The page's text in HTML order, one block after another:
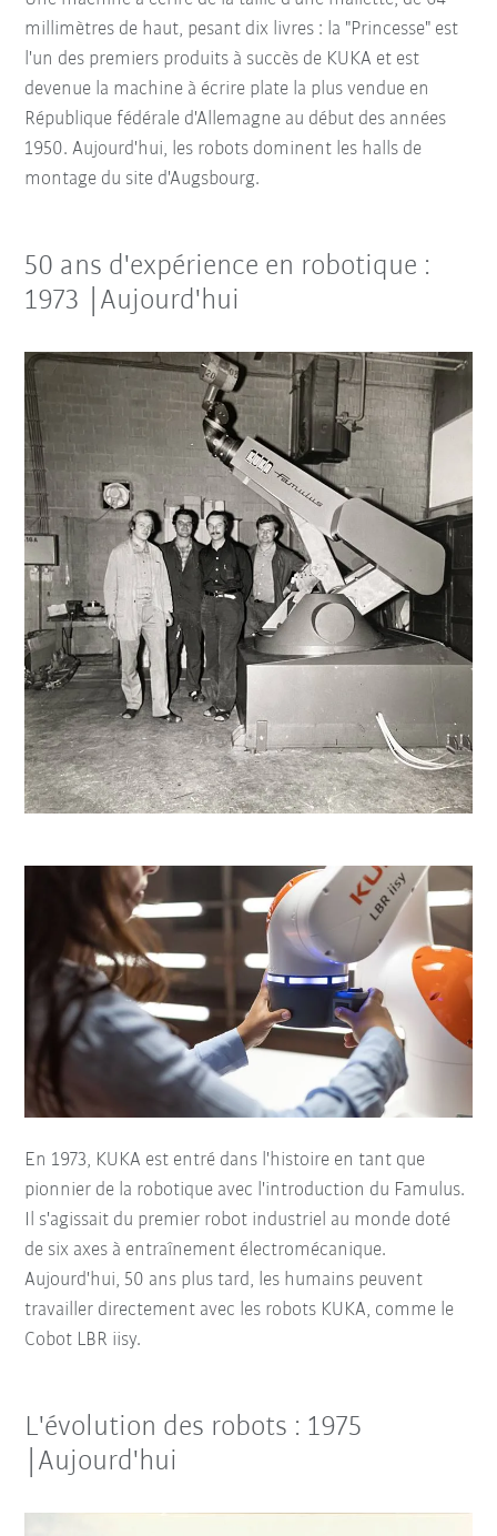
millimètres de haut, pesant dix livres : la "Princesse" est
l'un des premiers produits à succès de KUKA et est
devenue la machine à écrire plate la plus vendue en
République fédérale d'Allemagne au début des années
1950. Aujourd'hui, les robots dominent les halls de
montage du site d'Augsbourg.
50 ans d'expérience en robotique :
1973 |Aujourd'hui
En 1973, KUKA est entré dans l'histoire en tant que
pionnier de la robotique avec l'introduction du Famulus.
Il s'agissait du premier robot industriel au monde doté
de six axes à entraînement électromécanique.
Aujourd'hui, 50 ans plus tard, les humains peuvent
travailler directement avec les robots KUKA, comme le
Cobot LBR iisy.
L'évolution des robots : 1975
|Aujourd'hui